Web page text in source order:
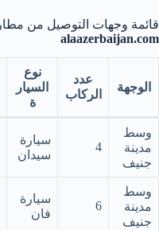
قائمة وجهات التوصيل من
alaazerbaijan.com
الوجهة
عدد
الركاب
نوع
السيار
ة
وسط
مدينة
جنيف
4
سيارة
سيدان
وسط
مدينة
جنيف
6
سيارة
فان